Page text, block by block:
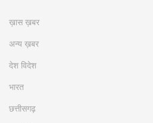
ख़ास ख़बर
अन्य ख़बर
देश विदेश
भारत
छत्तीसगढ़